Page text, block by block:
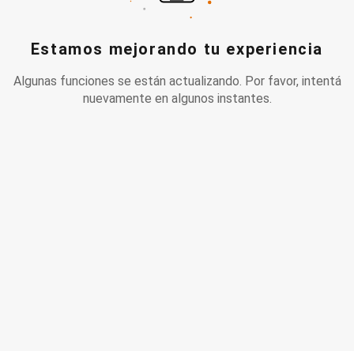
Estamos mejorando tu experiencia
Algunas funciones se están actualizando. Por favor, intentá
nuevamente en algunos instantes.